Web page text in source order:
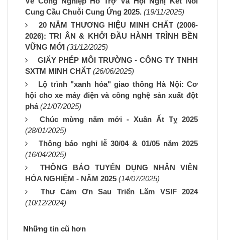
Cung Cầu Chuỗi Cung Ứng 2025. (19/11/2025)
20 NĂM THƯƠNG HIỆU MINH CHẤT (2006-
2026): TRI ÂN & KHỞI ĐẦU HÀNH TRÌNH BỀN
VỮNG MỚI (31/12/2025)
GIẤY PHÉP MÔI TRƯỜNG - CÔNG TY TNHH
SXTM MINH CHẤT (26/06/2025)
Lộ trình "xanh hóa" giao thông Hà Nội: Cơ
hội cho xe máy điện và công nghệ sản xuất đột
phá (21/07/2025)
Chúc mừng năm mới - Xuân Ất Tỵ 2025
(28/01/2025)
Thông báo nghỉ lễ 30/04 & 01/05 năm 2025
(16/04/2025)
THÔNG BÁO TUYỂN DỤNG NHÂN VIÊN
HÓA NGHIỆM - NĂM 2025 (14/07/2025)
Thư Cảm Ơn Sau Triển Lãm VSIF 2024
(10/12/2024)
Những tin cũ hơn